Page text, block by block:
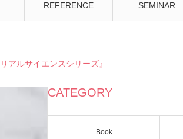
REFERENCE SEMINAR
アルサイエンスシリーズ』
CATEGORY
Book